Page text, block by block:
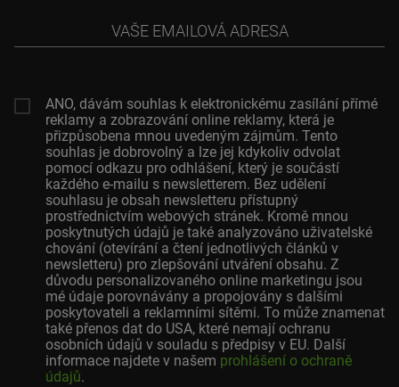
adresa
ANO, dávám souhlas k elektronickému zasílání přímé
reklamy a zobrazování online reklamy, která je
přizpůsobena mnou uvedeným zájmům. Tento
souhlas je dobrovolný a lze jej kdykoliv odvolat
pomocí odkazu pro odhlášení, který je součástí
každého e-mailu s newsletterem. Bez udělení
souhlasu je obsah newsletteru přístupný
prostřednictvím webových stránek. Kromě mnou
poskytnutých údajů je také analyzováno uživatelské
chování (otevírání a čtení jednotlivých článků v
newsletteru) pro zlepšování utváření obsahu. Z
důvodu personalizovaného online marketingu jsou
mé údaje porovnávány a propojovány s dalšími
poskytovateli a reklamními sítěmi. To může znamenat
také přenos dat do USA, které nemají ochranu
osobních údajů v souladu s předpisy v EU. Další
informace najdete v našem prohlášení o ochraně
údajů.